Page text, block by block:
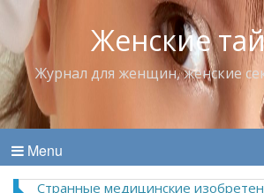
Женские
Журнал для женщин, женские
Menu
Странные медицинские